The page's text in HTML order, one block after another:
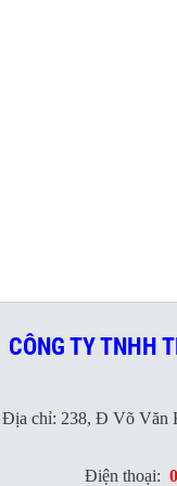
CÔNG TY TNHH
Địa chỉ: 238, Đ Võ Văn
Điện thoại: